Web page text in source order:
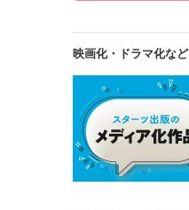
映画化・ドラマ化など